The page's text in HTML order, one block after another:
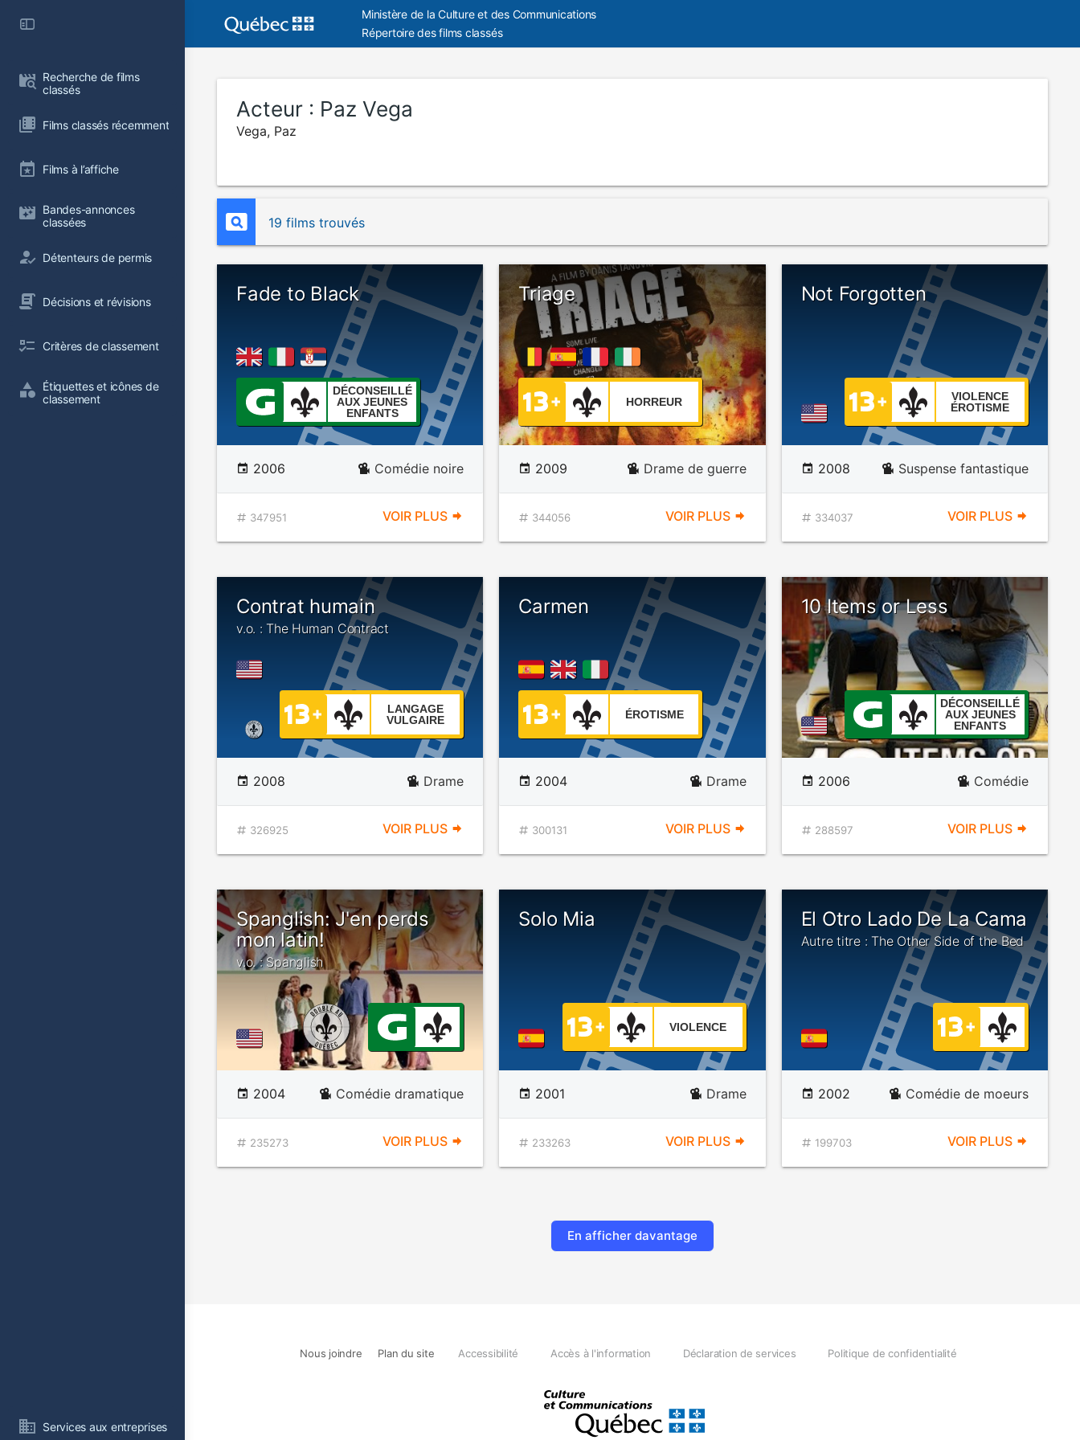
Recherche de films
classés
Films classés récemment
Films à l’affiche
Bandes-annonces
classées
Détenteurs de permis
Décisions et révisions
Critères de classement
Étiquettes et icônes de
classement
Services aux entreprises
Ministère de la Culture et des Communications
Répertoire des films classés
Acteur : Paz Vega
Vega, Paz
19 films trouvés
Fade to Black
DÉCONSEILLÉ
AUX JEUNES
ENFANTS
2006 Comédie noire
347951 VOIR PLUS
Triage
HORREUR
2009 Drame de guerre
344056 VOIR PLUS
Not Forgotten
VIOLENCE
ÉROTISME
2008 Suspense fantastique
334037 VOIR PLUS
Contrat humain
v.o. : The Human Contract
LANGAGE
VULGAIRE
2008 Drame
326925 VOIR PLUS
Carmen
ÉROTISME
2004 Drame
300131 VOIR PLUS
10 Items or Less
DÉCONSEILLÉ
AUX JEUNES
ENFANTS
2006 Comédie
288597 VOIR PLUS
Spanglish: J'en perds
mon latin!
v.o. : Spanglish
2004 Comédie dramatique
235273 VOIR PLUS
Solo Mia
VIOLENCE
2001 Drame
233263 VOIR PLUS
El Otro Lado De La Cama
Autre titre : The Other Side of the Bed
2002 Comédie de moeurs
199703 VOIR PLUS
En afficher davantage
Nous joindre Plan du site Accessibilité Accès à l'information Déclaration de services Politique de confidentialité